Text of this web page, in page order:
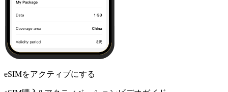
eSIMをアクティブにする